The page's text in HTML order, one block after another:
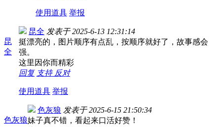
使用道具 举报
昆
全
昆全 发表于2025-6-13 12:31:14
挺漂亮的，图片顺序有点乱，按顺序就好了，故事感会
强。
这里因你而精彩
回复 支持 反对
使用道具 举报
色灰狼
色灰狼 发表于2025-6-15 21:50:34
妹子真不错，看起来口活好赞！